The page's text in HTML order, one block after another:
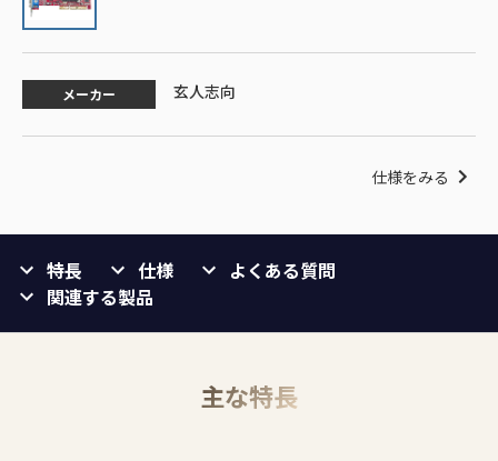
メーカー 玄人志向
仕様をみる
特長 仕様
よくある質問
関連する製品
主な特長